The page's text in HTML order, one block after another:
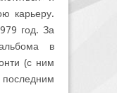
карьеру.
год. За
в
(с ним